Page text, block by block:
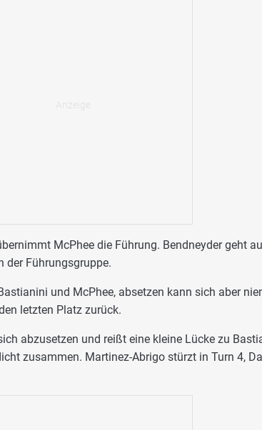
McPhee die Führung. Bendneyder geht
der Führungsgruppe.
und McPhee, absetzen kann sich aber
letzten Platz zurück.
abzusetzen und reißt eine kleine Lücke zu
zusammen. Martinez-Abrigo stürzt in Turn 4,